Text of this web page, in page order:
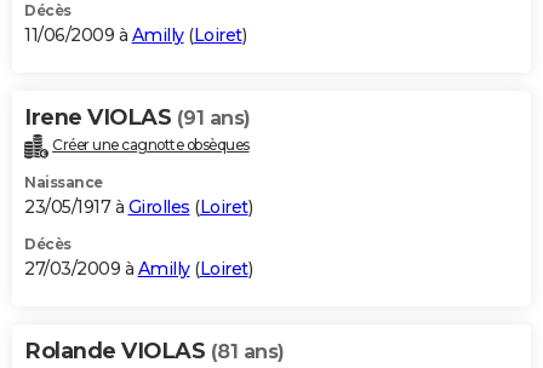
Décès
11/06/2009 à Amilly(Loiret)
Irene VIOLAS (91 ans)
Créer une cagnotte obsèques
Naissance
23/05/1917 à Girolles (Loiret)
Décès
27/03/2009 à Amilly(Loiret)
Rolande VIOLAS (81 ans)